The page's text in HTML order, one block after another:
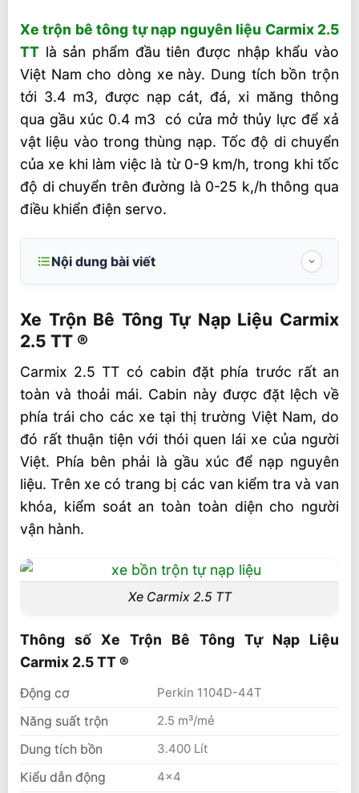
Xe trộn bê tông tự nạp nguyên liệu Carmix 2.5
TT là sản phẩm đầu tiên được nhập khẩu vào
Việt Nam cho dòng xe này. Dung tích bồn trộn
tới 3.4 m3, được nạp cát, đá, xi măng thông
qua gầu xúc 0.4 m3 có cửa mở thủy lực để xả
vật liệu vào trong thùng nạp. Tốc độ di chuyển
của xe khi làm việc là từ 0-9 km/h, trong khi tốc
độ di chuyển trên đường là 0-25 k,/h thông qua
điều khiển điện servo.
Nội dung bài viết
®
Thông số Xe Trộn Bê Tông Tự Nạp Liệu
Carmix 2.5 TT ®
Ưu điểm khác biệt của xe trộn bê tông tự
hành CARMIX so với tất cả các dòng xe khác
là
Chiếc xe CARMIX rất phù hợp cho các
mục đích khác nhau như:
Giá thành xe trộn bê tông tự nạp liệu
Carmix tại Việt Nam
Liên hệ mua hàng
Bài viết có liên quan hoặc được nhiều
Xe Trộn Bê Tông Tự Nạp Liệu Carmix
2.5 TT ®
Carmix 2.5 TT có cabin đặt phía trước rất an
toàn và thoải mái. Cabin này được đặt lệch về
phía trái cho các xe tại thị trường Việt Nam, do
đó rất thuận tiện với thói quen lái xe của người
Việt. Phía bên phải là gầu xúc để nạp nguyên
liệu. Trên xe có trang bị các van kiểm tra và van
khóa, kiểm soát an toàn toàn diện cho người
vận hành.
Xe Carmix 2.5 TT
Thông số Xe Trộn Bê Tông Tự Nạp Liệu
Carmix 2.5 TT ®
Động cơ Perkin 1104D-44T
Năng suất trộn 2.5 m³/mẻ
Dung tích bồn 3.400 Lít
Kiểu dẫn động 4×4